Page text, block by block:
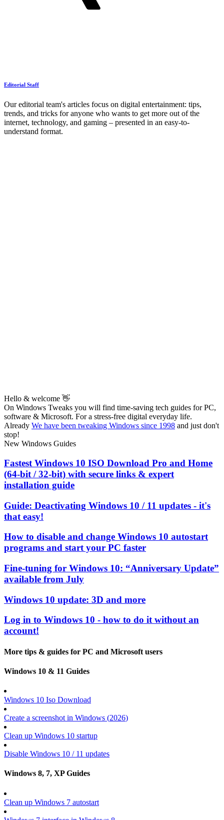
Editorial Staff
Our editorial team's articles focus on digital entertainment: tips,
trends, and tricks for anyone who wants to get more out of the
internet, technology, and gaming – presented in an easy-to-
understand format.
Hello & welcome 👋
On Windows Tweaks you will find time-saving tech guides for PC,
software & Microsoft. For a stress-free digital everyday life.
Already We have been tweaking Windows since 1998 and just don't
stop!
New Windows Guides
Fastest Windows 10 ISO Download Pro and Home
(64-bit / 32-bit) with secure links & expert
installation guide
Guide: Deactivating Windows 10 / 11 updates - it's
that easy!
How to disable and change Windows 10 autostart
programs and start your PC faster
Fine-tuning for Windows 10: “Anniversary Update”
available from July
Windows 10 update: 3D and more
Log in to Windows 10 - how to do it without an
account!
More tips & guides for PC and Microsoft users
Windows 10 & 11 Guides
Windows 10 Iso Download
Create a screenshot in Windows (2026)
Clean up Windows 10 startup
Disable Windows 10 / 11 updates
Windows 8, 7, XP Guides
Clean up Windows 7 autostart